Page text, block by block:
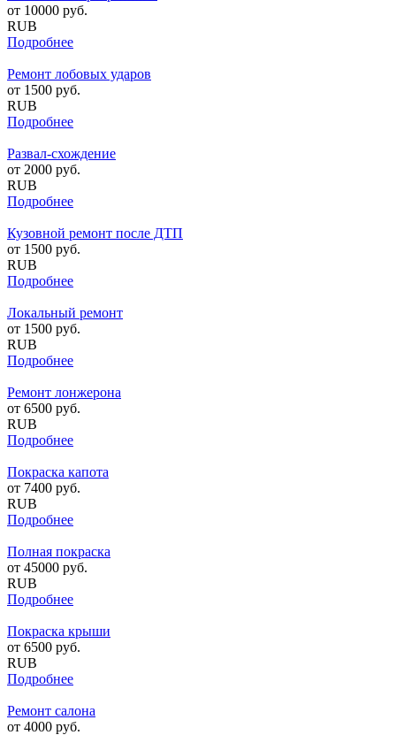
от 10000 руб.
RUB
Подробнее
Ремонт лобовых ударов
от 1500 руб.
RUB
Подробнее
Развал-схождение
от 2000 руб.
RUB
Подробнее
Кузовной ремонт после ДТП
от 1500 руб.
RUB
Подробнее
Локальный ремонт
от 1500 руб.
RUB
Подробнее
Ремонт лонжерона
от 6500 руб.
RUB
Подробнее
Покраска капота
от 7400 руб.
RUB
Подробнее
Полная покраска
от 45000 руб.
RUB
Подробнее
Покраска крыши
от 6500 руб.
RUB
Подробнее
Ремонт салона
от 4000 руб.